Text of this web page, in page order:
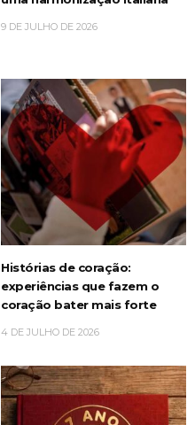
9 DE JULHO DE 2026
Histórias de coração:
experiências que fazem o
coração bater mais forte
4 DE JULHO DE 2026